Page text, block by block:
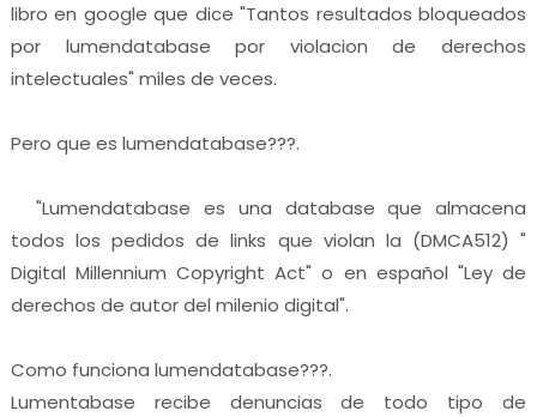
libro en google que dice "Tantos resultados bloqueados
por lumendatabase por violacion de derechos
intelectuales" miles de veces.
Pero que es lumendatabase???.
"Lumendatabase es una database que almacena
todos los pedidos de links que violan la (DMCA512) "
Digital Millennium Copyright Act" o en español "Ley de
derechos de autor del milenio digital".
Como funciona lumendatabase???.
Lumentabase recibe denuncias de todo tipo de